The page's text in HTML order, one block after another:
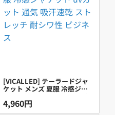
[VICALLED] テーラードジャ
ケット メンズ 夏服 冷感ジャ
乾 ストレッチ 耐シワ性 ビジ
ネス
4,960円